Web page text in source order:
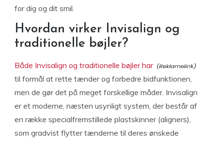
for dig og dit smil.
Hvordan virker Invisalign og
traditionelle bøjler?
Både Invisalign og traditionelle bøjler har
til formål at rette tænder og forbedre bidfunktionen,
men de gør det på meget forskellige måder. Invisalign
er et moderne, næsten usynligt system, der består af
en række specialfremstillede plastskinner (aligners),
som gradvist flytter tænderne til deres ønskede